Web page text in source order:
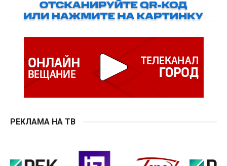
РЕКЛАМА НА ТВ